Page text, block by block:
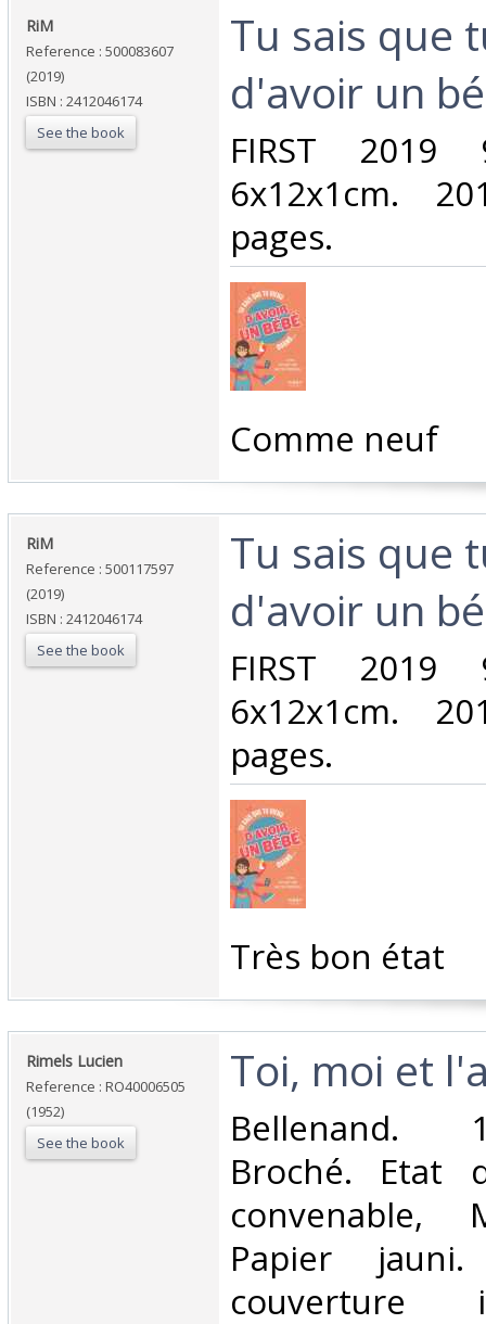
‎RiM‎
Reference : 500083607
(2019)
ISBN : 2412046174
See the book
‎Tu sais que
d'avoir un
‎FIRST
6x12x1cm.
pages.‎
‎Comme neuf‎
‎RiM‎
Reference : 500117597
(2019)
ISBN : 2412046174
See the book
‎Tu sais que
d'avoir un
‎FIRST
6x12x1cm.
pages.‎
‎Très bon état‎
‎Rimels Lucien‎
Reference : RO40006505
(1952)
See the book
‎Toi, moi et
‎Bellenand.
Broché. Etat
convenable,
Papier
couverture